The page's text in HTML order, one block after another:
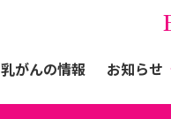
乳がんの情報 お知らせ